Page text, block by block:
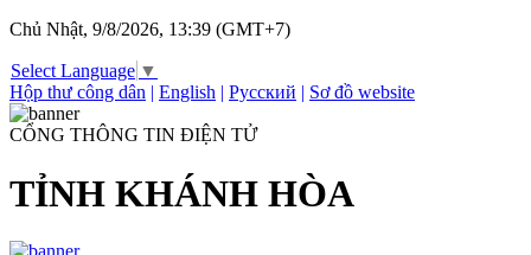
Chủ Nhật, 9/8/2026, 13:39 (GMT+7)
Select Language ▼
Hộp thư công dân | English | Русский | Sơ đồ website
CỔNG THÔNG TIN ĐIỆN TỬ
TỈNH KHÁNH HÒA